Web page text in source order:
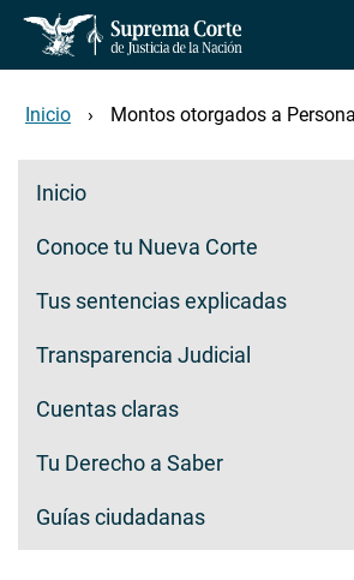
Pasar
contenido
principal
Inicio Montos otorgados a
Inicio
Conoce tu Nueva Corte
Tus sentencias explicadas
Transparencia Judicial
Cuentas claras
Tu Derecho a Saber
Guías ciudadanas